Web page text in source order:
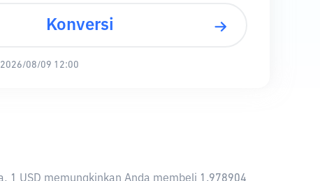
Konversi
2026/08/09 12:00